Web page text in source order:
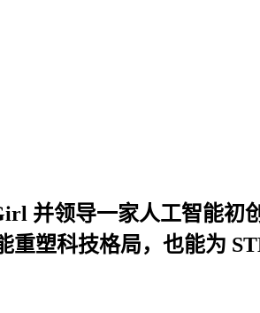
并领导一家人工智能
塑科技格局，也能为